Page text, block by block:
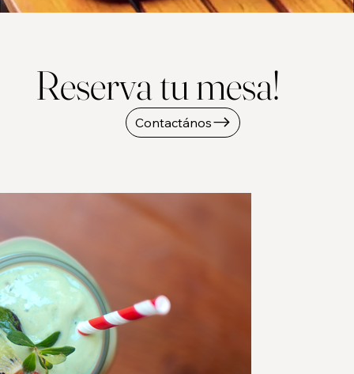
Reserva tu mesa!
Contactános